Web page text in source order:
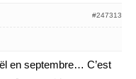
#247313
en septembre… C’est